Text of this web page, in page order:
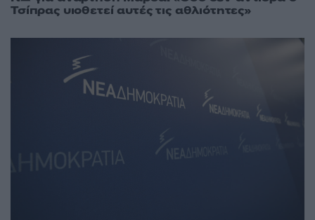
Τσίπρας υιοθετεί αυτές τις αθλιότητες»